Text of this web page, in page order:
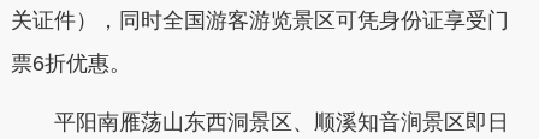
关证件），同时全国游客游览景区可凭身份证享受门
票6折优惠。
平阳南雁荡山东西洞景区、顺溪知音涧景区即日